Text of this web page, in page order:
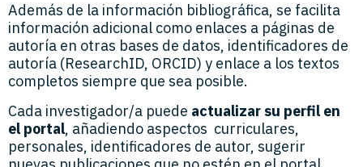
Además de la información bibliográfica, se facilita
información adicional como enlaces a páginas de
autoría en otras bases de datos, identificadores de
autoría (ResearchID, ORCID) y enlace a los textos
completos siempre que sea posible.
Cada investigador/a puede actualizar su perfil en
el portal, añadiendo aspectos curriculares,
personales, identificadores de autor, sugerir